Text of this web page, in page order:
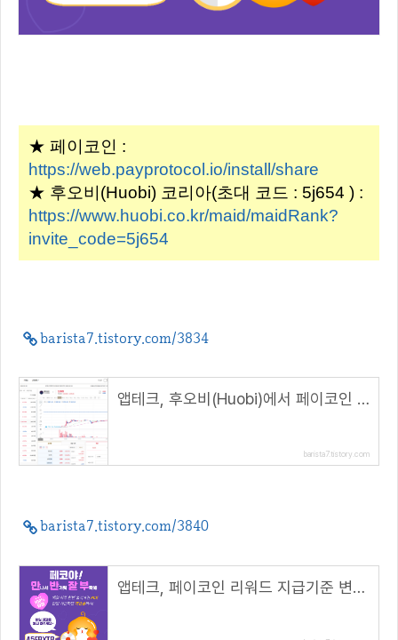
★ 페이코인 :
https://web.payprotocol.io/install/share
★ 후오비(Huobi) 코리아(초대 코드 : 5j654 ) :
https://www.huobi.co.kr/maid/maidRank?
invite_code=5j654
barista7.tistory.com/3834
앱테크, 후오비(Huobi)에서 페이코인 시세확인 및 거래하기( 초대 코드 : 5j654 )
barista7.tistory.com
barista7.tistory.com/3840
앱테크, 페이코인 리워드 지급기준 변경(2월 25일 부터)( 리워드 코드 : 45EBYTB )